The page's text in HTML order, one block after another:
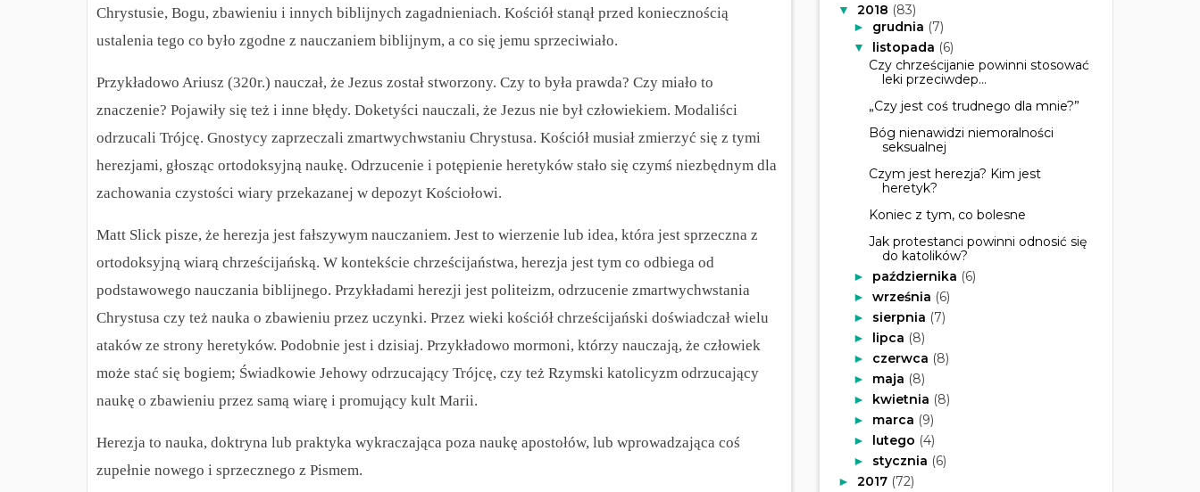
Chrystusie, Bogu, zbawieniu i innych biblijnych zagadnieniach. Kościół stanął przed koniecznością
ustalenia tego co było zgodne z nauczaniem biblijnym, a co się jemu sprzeciwiało.
Przykładowo Ariusz (320r.) nauczał, że Jezus został stworzony. Czy to była prawda? Czy miało to
znaczenie? Pojawiły się też i inne błędy. Doketyści nauczali, że Jezus nie był człowiekiem. Modaliści
odrzucali Trójcę. Gnostycy zaprzeczali zmartwychwstaniu Chrystusa. Kościół musiał zmierzyć się z tymi
herezjami, głosząc ortodoksyjną naukę. Odrzucenie i potępienie heretyków stało się czymś niezbędnym dla
zachowania czystości wiary przekazanej w depozyt Kościołowi.
Matt Slick pisze, że herezja jest fałszywym nauczaniem. Jest to wierzenie lub idea, która jest sprzeczna z
ortodoksyjną wiarą chrześcijańską. W kontekście chrześcijaństwa, herezja jest tym co odbiega od
podstawowego nauczania biblijnego. Przykładami herezji jest politeizm, odrzucenie zmartwychwstania
Chrystusa czy też nauka o zbawieniu przez uczynki. Przez wieki kościół chrześcijański doświadczał wielu
ataków ze strony heretyków. Podobnie jest i dzisiaj. Przykładowo mormoni, którzy nauczają, że człowiek
może stać się bogiem; Świadkowie Jehowy odrzucający Trójcę, czy też Rzymski katolicyzm odrzucający
naukę o zbawieniu przez samą wiarę i promujący kult Marii.
Herezja to nauka, doktryna lub praktyka wykraczająca poza naukę apostołów, lub wprowadzająca coś
zupełnie nowego i sprzecznego z Pismem.
▼ 2018 (83)
► grudnia (7)
▼ listopada (6)
Czy chrześcijanie powinni stosować
leki przeciwdep...
„Czy jest coś trudnego dla mnie?”
Bóg nienawidzi niemoralności
seksualnej
Czym jest herezja? Kim jest
heretyk?
Koniec z tym, co bolesne
Jak protestanci powinni odnosić się
do katolików?
► października (6)
► września (6)
► sierpnia (7)
► lipca (8)
► czerwca (8)
► maja (8)
► kwietnia (8)
► marca (9)
► lutego (4)
► stycznia (6)
► 2017 (72)